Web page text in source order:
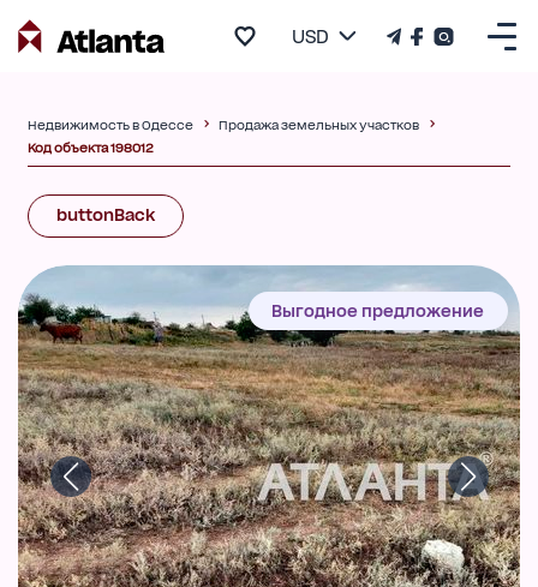
USD
Недвижимость в Одессе
Продажа земельных участков
Код объекта 198012
buttonBack
Выгодное предложение